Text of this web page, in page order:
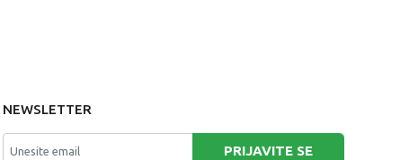
NEWSLETTER
PRIJAVITE SE